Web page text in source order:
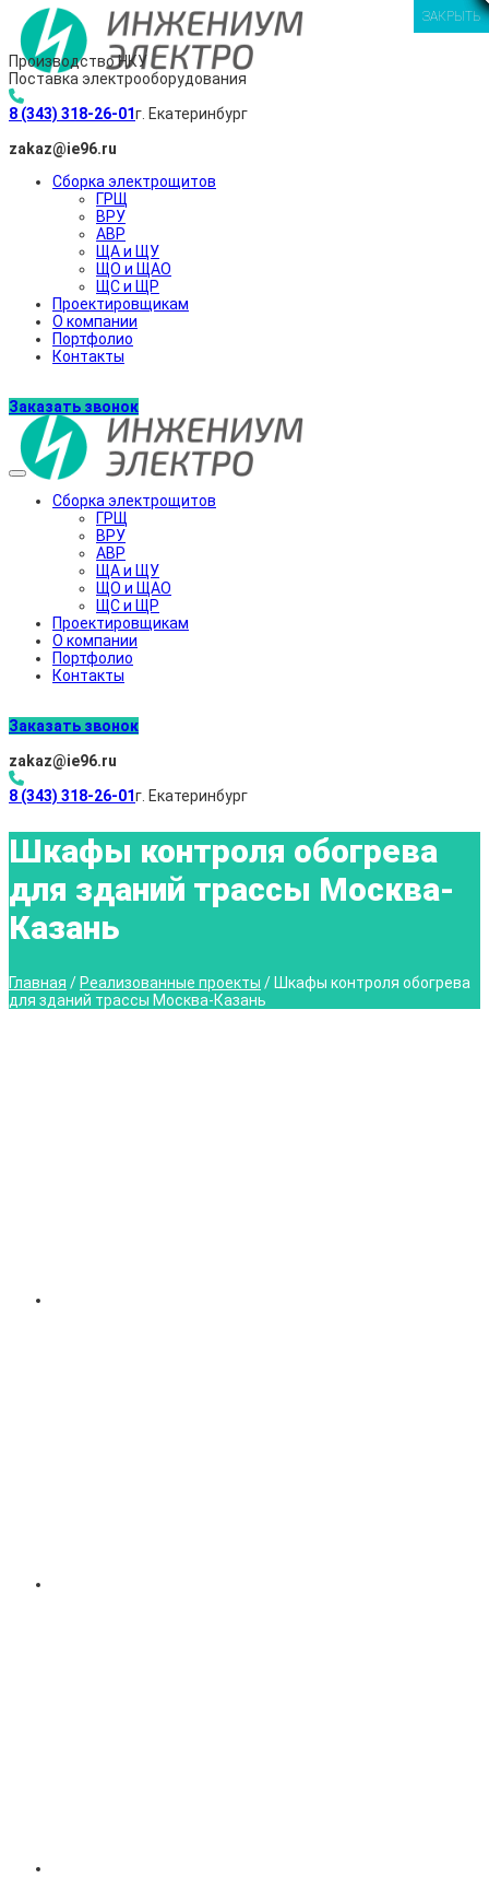
Производство НКУ
Поставка электрооборудования
8 (343) 318-26-01г. Екатеринбург
zakaz@ie96.ru
Сборка электрощитов
ГРЩ
ВРУ
АВР
ЩА и ЩУ
ЩО и ЩАО
ЩС и ЩР
Проектировщикам
О компании
Портфолио
Контакты
Заказать звонок
Сборка электрощитов
ГРЩ
ВРУ
АВР
ЩА и ЩУ
ЩО и ЩАО
ЩС и ЩР
Проектировщикам
О компании
Портфолио
Контакты
Заказать звонок
zakaz@ie96.ru
8 (343) 318-26-01г. Екатеринбург
Шкафы контроля обогрева
для зданий трассы Москва-
Казань
Главная / Реализованные проекты / Шкафы контроля обогрева
для зданий трассы Москва-Казань
ЗАКРЫТЬ
ЗАКРЫТЬ
ЗАКРЫТЬ
ЗАКРЫТЬ